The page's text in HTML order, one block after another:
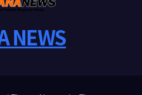
NEWS